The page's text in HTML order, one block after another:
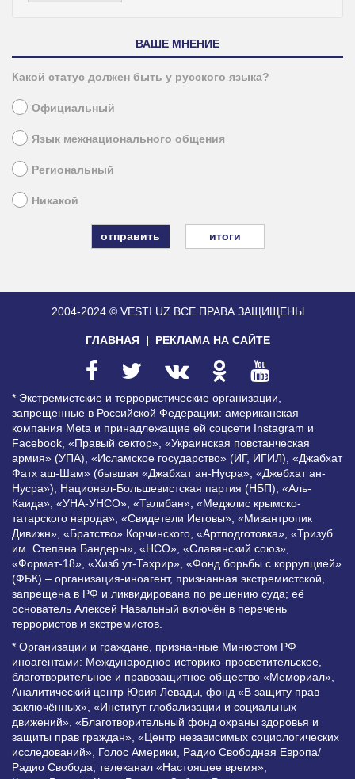
ВАШЕ МНЕНИЕ
Какой статус должен быть у русского языка?
Официальный
Язык межнационального общения
Региональный
Никакой
итоги
2004-2024 © VESTI.UZ ВСЕ ПРАВА ЗАЩИЩЕНЫ
ГЛАВНАЯ РЕКЛАМА НА САЙТЕ
* Экстремистские и террористические организации,
запрещенные в Российской Федерации: американская
компания Meta и принадлежащие ей соцсети Instagram и
Facebook, «Правый сектор», «Украинская повстанческая
армия» (УПА), «Исламское государство» (ИГ, ИГИЛ), «Джабхат
Фатх аш-Шам» (бывшая «Джабхат ан-Нусра», «Джебхат ан-
Нусра»), Национал-Большевистская партия (НБП), «Аль-
Каида», «УНА-УНСО», «Талибан», «Меджлис крымско-
татарского народа», «Свидетели Иеговы», «Мизантропик
Дивижн», «Братство» Корчинского, «Артподготовка», «Тризуб
им. Степана Бандеры», «НСО», «Славянский союз»,
«Формат-18», «Хизб ут-Тахрир», «Фонд борьбы с коррупцией»
(ФБК) – организация-иноагент, признанная экстремистской,
запрещена в РФ и ликвидирована по решению суда; её
основатель Алексей Навальный включён в перечень
террористов и экстремистов.
* Организации и граждане, признанные Минюстом РФ
иноагентами: Международное историко-просветительское,
благотворительное и правозащитное общество «Мемориал»,
Аналитический центр Юрия Левады, фонд «В защиту прав
заключённых», «Институт глобализации и социальных
движений», «Благотворительный фонд охраны здоровья и
защиты прав граждан», «Центр независимых социологических
исследований», Голос Америки, Радио Свободная Европа/
Радио Свобода, телеканал «Настоящее время»,